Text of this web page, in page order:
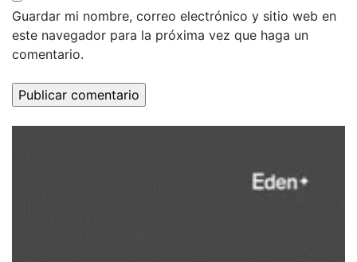
Guardar mi nombre, correo electrónico y sitio web en
este navegador para la próxima vez que haga un
comentario.